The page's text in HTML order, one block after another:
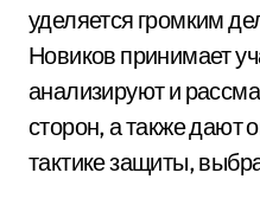
уделяется громким
Новиков принимает
анализируют и
сторон, а также дают
тактике защиты,